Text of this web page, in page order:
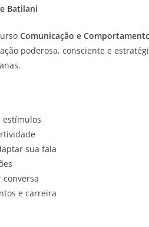
Batilani
Comunicação e
poderosa, consciente e
estímulos
sua fala
conversa
e carreira